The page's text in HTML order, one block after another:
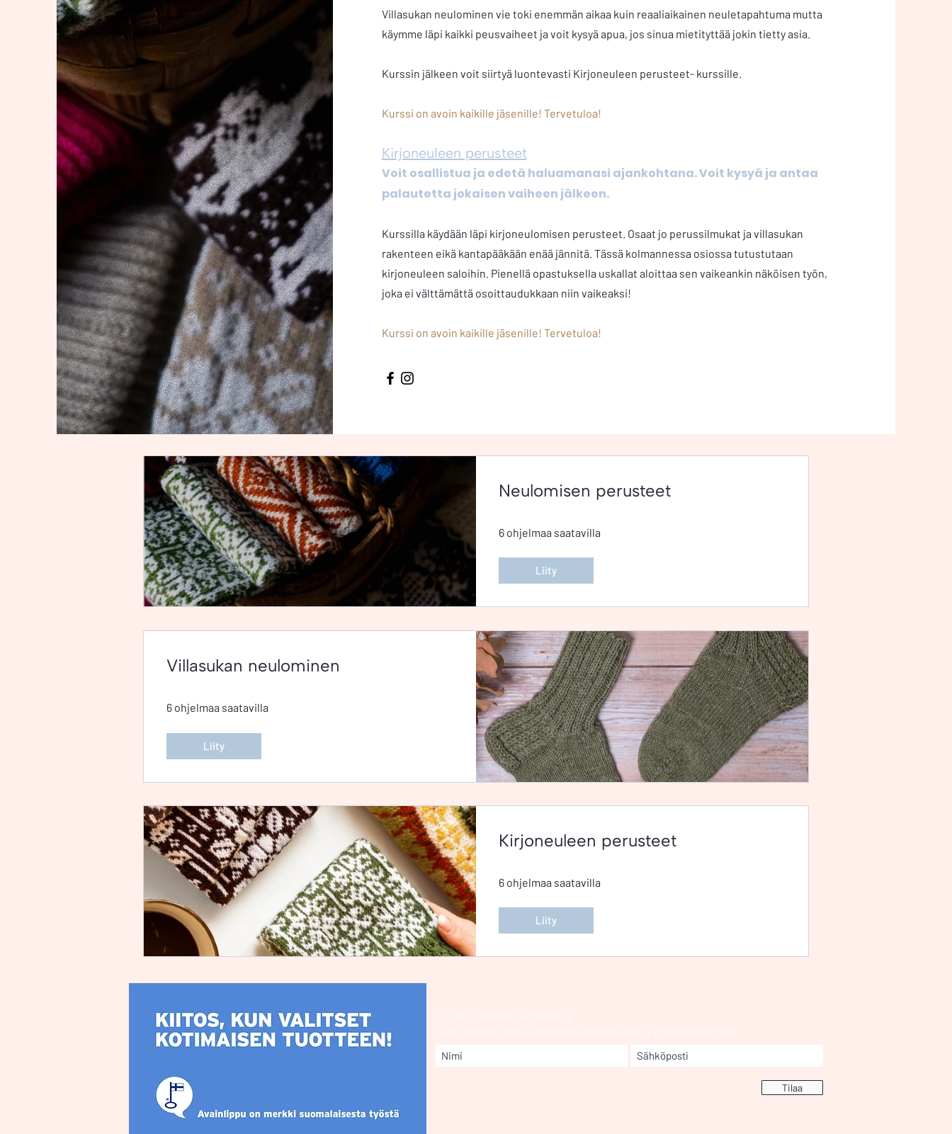
Villasukan neulominen vie toki enemmän aikaa kuin reaaliaikainen neuletapahtuma mutta
käymme läpi kaikki peusvaiheet ja voit kysyä apua, jos sinua mietityttää jokin tietty asia.
Kurssin jälkeen voit siirtyä luontevasti Kirjoneuleen perusteet- kurssille.
Kurssi on avoin kaikille jäsenille! Tervetuloa!
Kirjoneuleen perusteet
Voit osallistua ja edetä haluamanasi ajankohtana.Voit kysyä ja antaa
palautetta jokaisen vaiheen jälkeen.
Kurssilla käydään läpi kirjoneulomisen perusteet. Osaat jo perussilmukat ja villasukan
rakenteen eikä kantapääkään enää jännitä. Tässä kolmannessa osiossa tutustutaan
kirjoneuleen saloihin. Pienellä opastuksella uskallat aloittaa sen vaikeankin näköisen työn,
joka ei välttämättä osoittaudukkaan niin vaikeaksi!
Kurssi on avoin kaikille jäsenille! Tervetuloa!
Neulomisen perusteet
6 ohjelmaa saatavilla
Liity
Villasukan neulominen
6 ohjelmaa saatavilla
Liity
Kirjoneuleen perusteet
6 ohjelmaa saatavilla
Liity
Tilaa